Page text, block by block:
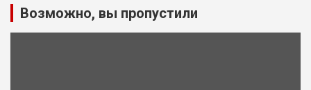
Возможно, вы пропустили